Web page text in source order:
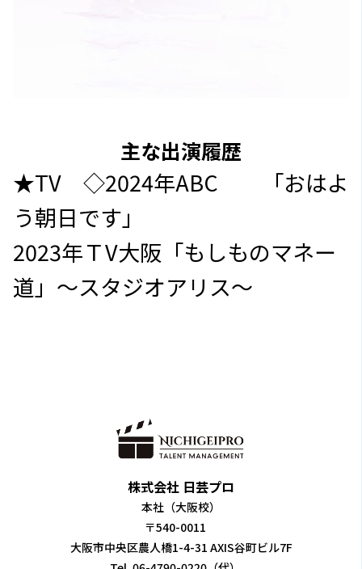
主な出演履歴
★TV ◇2024年ABC 「おはよ
う朝日です」
2023年ＴV大阪「もしものマネー
道」～スタジオアリス～
株式会社 日芸プロ
本社（大阪校）
〒540-0011
大阪市中央区農人橋1-4-31 AXIS谷町ビル7F